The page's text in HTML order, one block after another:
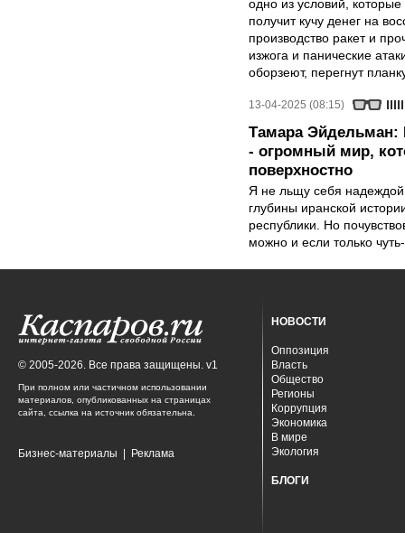
одно из условий,
получит кучу денег на
производство ракет и
изжога и панические
оборзеют, перегнут
13-04-2025 (08:15)
Тамара Эйдельман:
- огромный мир,
поверхностно
Я не льщу себя
глубины иранской
республики. Но
можно и если только
© 2005-2026. Все права защищены. v1
При полном или частичном использовании
материалов, опубликованных на страницах
сайта, ссылка на источник обязательна.
Бизнес-материалы Реклама
НОВОСТИ
Оппозиция
Власть
Общество
Регионы
Коррупция
Экономика
В мире
Экология
БЛОГИ